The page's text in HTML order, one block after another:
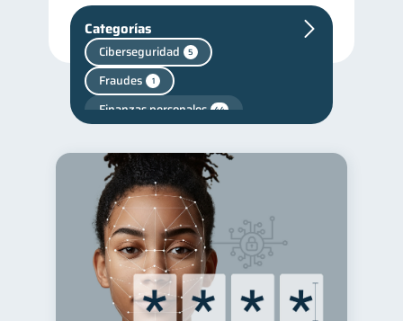
Categorías
Ciberseguridad 5
Fraudes 1
Finanzas personales 44
Educación financiera 31
Finanzas para jóvenes
Control de deudas 30
Finanzas familiares 25
Inclusión financiera 22
Bienestar financiero